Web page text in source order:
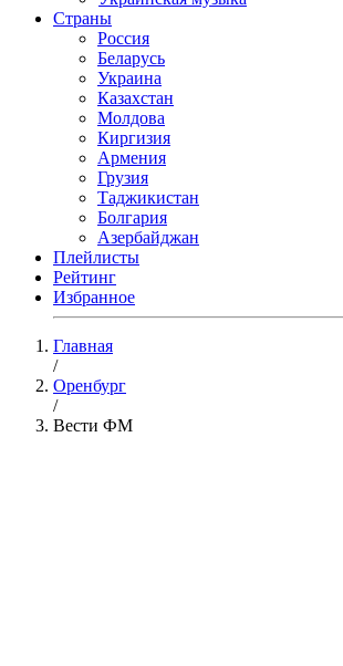
Страны
Россия
Беларусь
Украина
Казахстан
Молдова
Киргизия
Армения
Грузия
Таджикистан
Болгария
Азербайджан
Плейлисты
Рейтинг
Избранное
Главная
/
Оренбург
/
Вести ФМ